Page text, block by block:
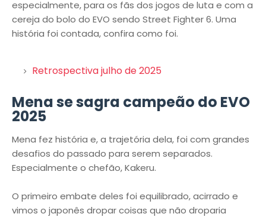
especialmente, para os fãs dos jogos de luta e com a
cereja do bolo do EVO sendo Street Fighter 6. Uma
história foi contada, confira como foi.
Retrospectiva julho de 2025
Mena se sagra campeão do EVO
2025
Mena fez história e, a trajetória dela, foi com grandes
desafios do passado para serem separados.
Especialmente o chefão, Kakeru.
O primeiro embate deles foi equilibrado, acirrado e
vimos o japonês dropar coisas que não droparia